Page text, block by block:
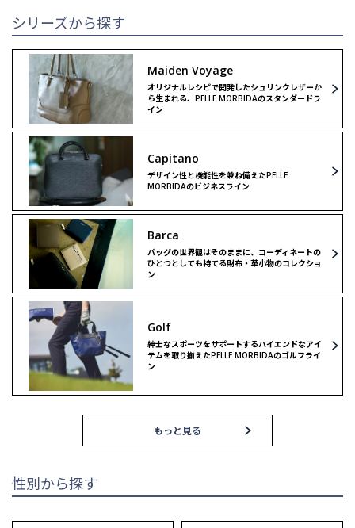
ウォレット
クラッチ＆
セカンドバッグ
バックパック
ボストンバッグ
ショルダーバッグ
リミテッドモデル
ゴルフ
ウォレット
クラッチ＆
セカンドバッグ
ゴルフ
シリーズから探す
Maiden Voyage
オリジナルレシピで開発したシュリンクレザーか
ら生まれる、PELLE MORBIDAのスタンダードラ
イン
Capitano
デザイン性と機能性を兼ね備えたPELLE
MORBIDAのビジネスライン
Barca
バッグの世界観はそのままに、コーディネートの
ひとつとしても持てる財布・革小物のコレクショ
ン
Golf
紳士なスポーツをサポートするハイエンドなアイ
テムを取り揃えたPELLE MORBIDAのゴルフライ
ン
もっと見る
性別から探す